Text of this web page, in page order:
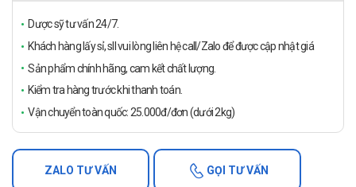
Dược sỹ tư vấn 24/7.
Khách hàng lấy sỉ, sll vui lòng liên hệ call/Zalo để được cập nhật giá
Sản phẩm chính hãng, cam kết chất lượng.
Kiểm tra hàng trước khi thanh toán.
Vận chuyển toàn quốc: 25.000đ/đơn (dưới 2kg)
ZALO TƯ VẤN GỌI TƯ VẤN